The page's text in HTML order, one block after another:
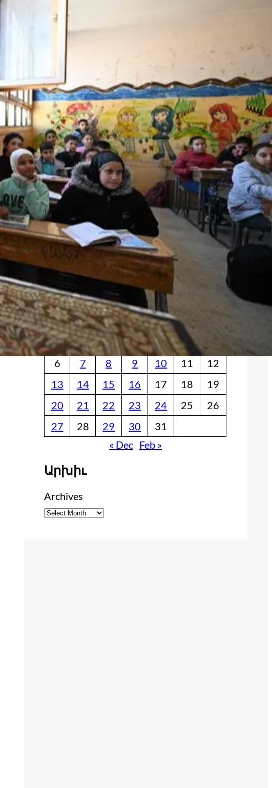
Լոս Անճելըսի Պոլսահայ միութեան մէջ
2026/08/07
Թուրքիան և Պակիստանը
պաշտպանական համաձայնագիր
կստորագրեն. AFP
2026/08/07
Հերթը հասաւ Խորհրդարանի
վաւերացման
2026/08/07
Հետեւեցէ՛ք մեզի
Facebook YouTube X
Օրացոյց
January 2025
M
T W T F S
1
2 3 4
6
7 8 9 10 11
12
13
14 15 16 17 18
19
20
21 22 23 24 25
26
27
28 29 30
31
« Dec Feb »
Արխիւ
Archives